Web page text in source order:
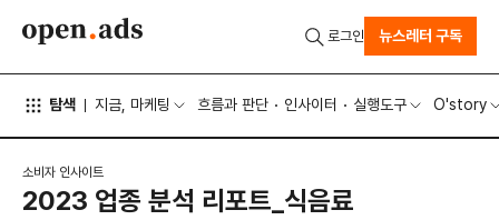
탐색 지금, 마케팅 흐름과 판단 인사이터 실행도구 O'story
로그인 뉴스레터 구독
소비자 인사이트
2023 업종 분석 리포트_식음료